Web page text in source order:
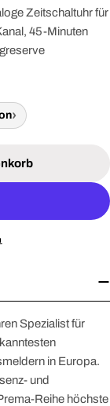
Zeitschaltuhr für
45-Minuten
Analoge
Spezialist für
in Europa.
und
Reihe höchste